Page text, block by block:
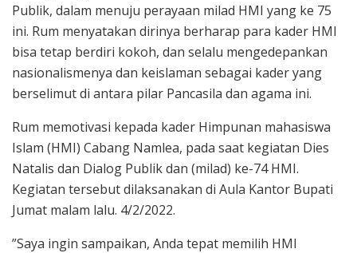
Publik, dalam menuju perayaan milad HMI yang ke 75
ini. Rum menyatakan dirinya berharap para kader HMI
bisa tetap berdiri kokoh, dan selalu mengedepankan
nasionalismenya dan keislaman sebagai kader yang
berselimut di antara pilar Pancasila dan agama ini.
Rum memotivasi kepada kader Himpunan mahasiswa
Islam (HMI) Cabang Namlea, pada saat kegiatan Dies
Natalis dan Dialog Publik dan (milad) ke-74 HMI.
Kegiatan tersebut dilaksanakan di Aula Kantor Bupati
Jumat malam lalu. 4/2/2022.
”​Saya ingin sampaikan, Anda tepat memilih HMI